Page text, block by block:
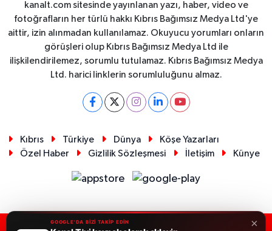
kanalt.com sitesinde yayınlanan yazı, haber, video ve
fotoğrafların her türlü hakkı Kıbrıs Bağımsız Medya Ltd'ye
aittir, izin alınmadan kullanılamaz. Okuyucu yorumları onların
görüşleri olup Kıbrıs Bağımsız Medya Ltd ile
ilişkilendirilemez, sorumlu tutulamaz. Kıbrıs Bağımsız Medya
Ltd. harici linklerin sorumluluğunu almaz.
Kıbrıs Türkiye Dünya
Köşe Yazarları
Özel Haber
Gizlilik Sözleşmesi İletişim Künye
×
GOOGLE'DA BİZİ TAKİP EDİN